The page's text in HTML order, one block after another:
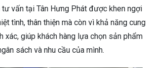
vấn tại Tân Hưng Phát được khen ngợi
tình, thân thiện mà còn vì khả năng cung
xác, giúp khách hàng lựa chọn sản phẩm
sách và nhu cầu của mình.